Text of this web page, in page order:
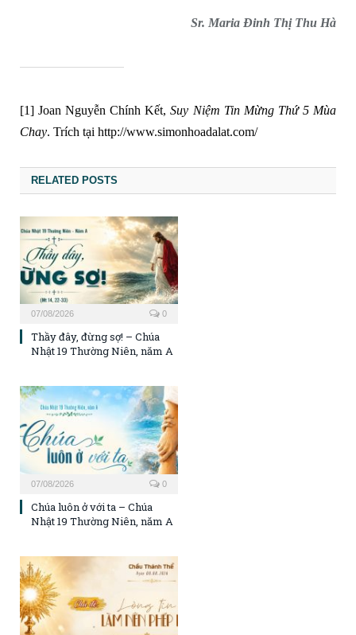
Sr. Maria Đinh Thị Thu Hà
[1] Joan Nguyễn Chính Kết,Suy Niệm Tin Mừng Thứ 5 Mùa
Chay. Trích tại http://www.simonhoadalat.com/
RELATED POSTS
07/08/2026 0
Thầy đây, đừng sợ! – Chúa
Nhật 19 Thường Niên, năm A
07/08/2026 0
Chúa luôn ở với ta – Chúa
Nhật 19 Thường Niên, năm A